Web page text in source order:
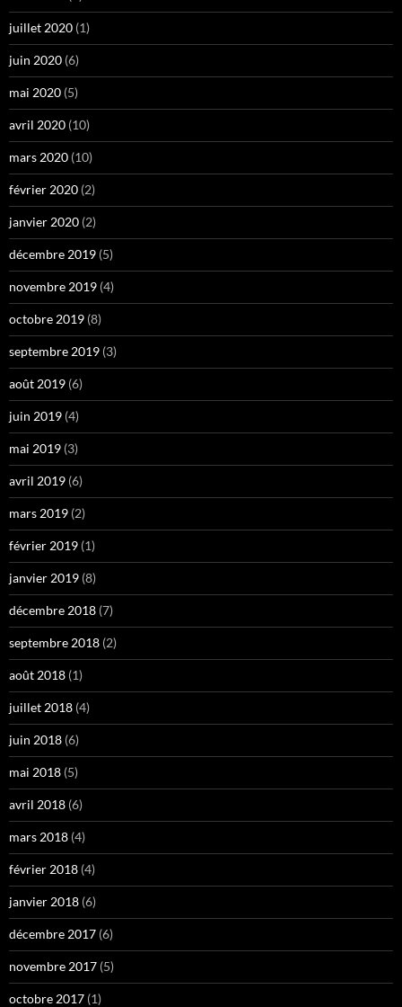
juillet 2020 (1)
juin 2020 (6)
mai 2020 (5)
avril 2020 (10)
mars 2020 (10)
février 2020 (2)
janvier 2020 (2)
décembre 2019 (5)
novembre 2019 (4)
octobre 2019 (8)
septembre 2019 (3)
août 2019 (6)
juin 2019 (4)
mai 2019 (3)
avril 2019 (6)
mars 2019 (2)
février 2019 (1)
janvier 2019 (8)
décembre 2018 (7)
septembre 2018 (2)
août 2018 (1)
juillet 2018 (4)
juin 2018 (6)
mai 2018 (5)
avril 2018 (6)
mars 2018 (4)
février 2018 (4)
janvier 2018 (6)
décembre 2017 (6)
novembre 2017 (5)
octobre 2017 (1)